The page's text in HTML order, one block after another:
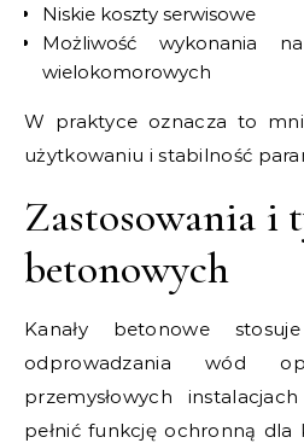
Niskie koszty serwisowe
Możliwość wykonania
wielokomorowych
W praktyce oznacza to
użytkowaniu i stabilność
Zastosowania i
betonowych
Kanały betonowe
odprowadzania wód
przemysłowych
pełnić funkcję ochronną